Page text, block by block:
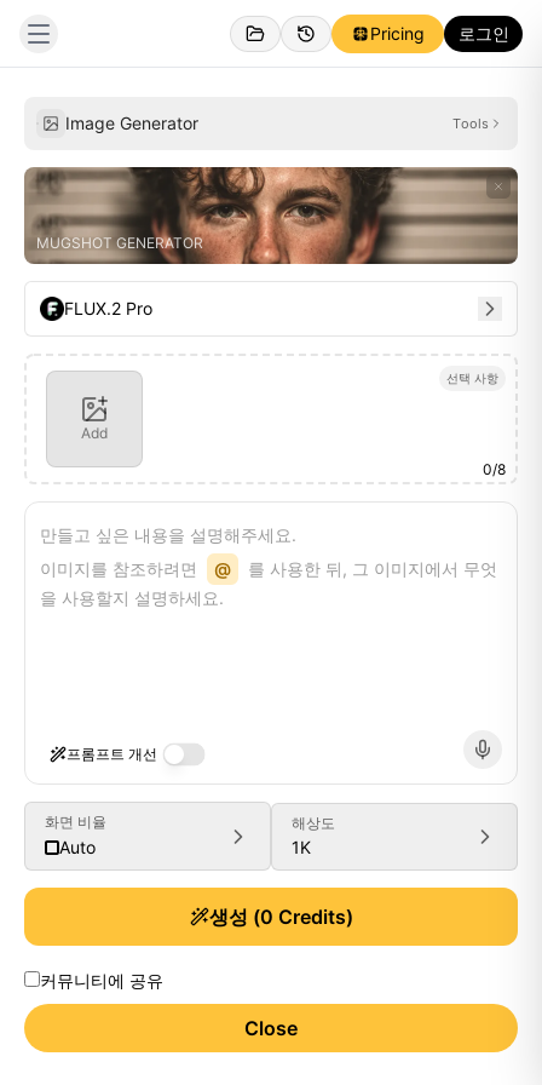
Pricing 로그인
Image Generator Tools
MUGSHOT GENERATOR
FLUX.2 Pro
선택 사항
Add
0/8
만들고 싶은 내용을 설명해주세요.
이미지를 참조하려면
@
를 사용한 뒤, 그 이미지에서 무엇
을 사용할지 설명하세요.
프롬프트 개선
화면 비율
Auto
해상도
1K
생성 (0 Credits)
커뮤니티에 공유
Close
Generate